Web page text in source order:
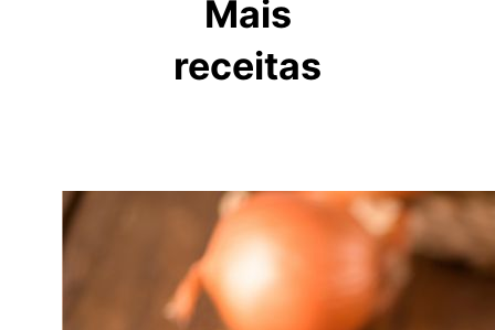
Mais
receitas